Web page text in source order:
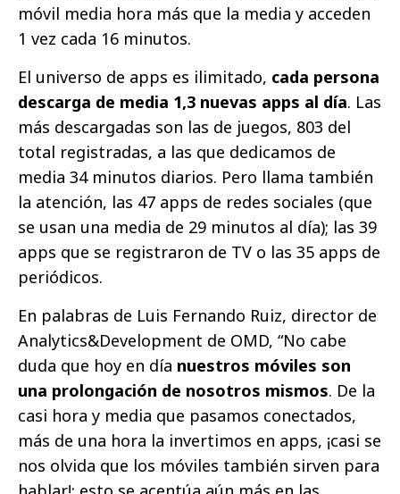
móvil media hora más que la media y acceden
1 vez cada 16 minutos.
El universo de apps es ilimitado, cada persona
descarga de media 1,3 nuevas apps al día. Las
más descargadas son las de juegos, 803 del
total registradas, a las que dedicamos de
media 34 minutos diarios. Pero llama también
la atención, las 47 apps de redes sociales (que
se usan una media de 29 minutos al día); las 39
apps que se registraron de TV o las 35 apps de
periódicos.
En palabras de Luis Fernando Ruiz, director de
Analytics&Development de OMD, “No cabe
duda que hoy en día nuestros móviles son
una prolongación de nosotros mismos. De la
casi hora y media que pasamos conectados,
más de una hora la invertimos en apps, ¡casi se
nos olvida que los móviles también sirven para